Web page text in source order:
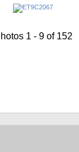
1 - 9 of 152